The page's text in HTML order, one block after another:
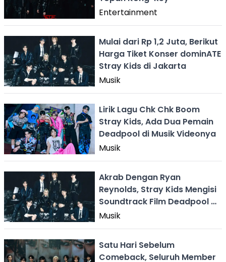
Entertainment
Mulai dari Rp 1,2 Juta, Berikut
Harga Tiket Konser dominATE
Stray Kids di Jakarta
Musik
Lirik Lagu Chk Chk Boom
Stray Kids, Ada Dua Pemain
Deadpool di Musik Videonya
Musik
Akrab Dengan Ryan
Reynolds, Stray Kids Mengisi
Soundtrack Film Deadpool &
Wolverine
Musik
Satu Hari Sebelum
Comeback, Seluruh Member